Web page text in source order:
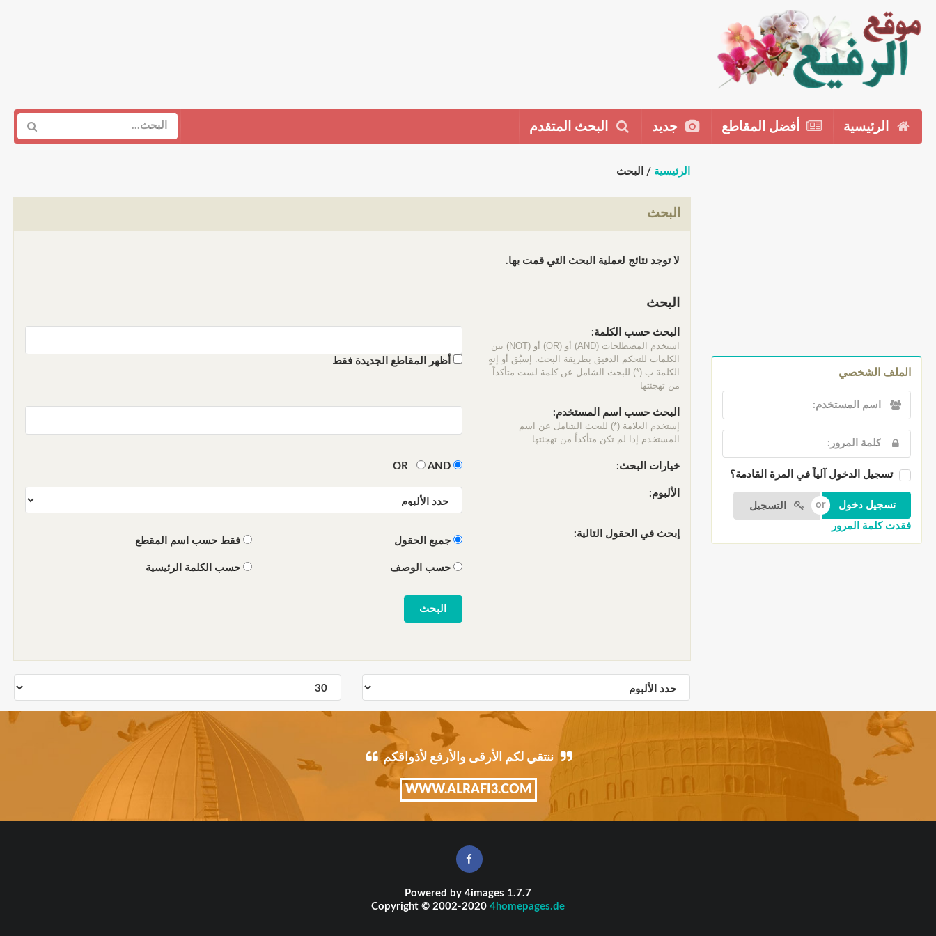
الرئيسية أفضل المقاطع جديد البحث المتقدم
الملف الشخصي
تسجيل الدخول آلياً في المرة القادمة؟
التسجيل
فقدت كلمة المرور
الرئيسية / البحث
البحث
لا توجد نتائج لعملية البحث التي قمت بها.
البحث
البحث حسب الكلمة:
استخدم المصطلحات (AND) أو (OR) أو (NOT) بين
الكلمات للتحكم الدقيق بطريقة البحث. إسبُق أو إنهٍ
الكلمة ب (*) للبحث الشامل عن كلمة لست متأكداً
من تهجئتها
أظهر المقاطع الجديدة فقط
البحث حسب اسم المستخدم:
إستخدم العلامة (*) للبحث الشامل عن اسم
المستخدم إذا لم تكن متأكداً من تهجئتها.
خيارات البحث: OR
AND
الألبوم:
إبحث في الحقول التالية:
جميع الحقول فقط حسب اسم المقطع
حسب الوصف حسب الكلمة الرئيسية
ننتقي لكم الأرقى والأرفع لأذواقكم
WWW.ALRAFI3.COM
Powered by 4images 1.7.7
Copyright © 2002-2020 4homepages.de